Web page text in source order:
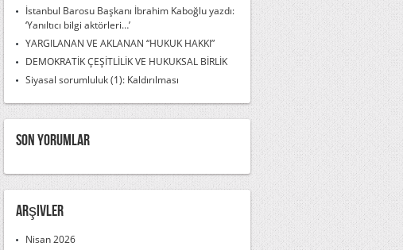
İstanbul Barosu Başkanı İbrahim Kaboğlu yazdı:
‘Yanıltıcı bilgi aktörleri…’
YARGILANAN VE AKLANAN “HUKUK HAKKI”
DEMOKRATİK ÇEŞİTLİLİK VE HUKUKSAL BİRLİK
Siyasal sorumluluk (1): Kaldırılması
Son Yorumlar
Arşivler
Nisan 2026